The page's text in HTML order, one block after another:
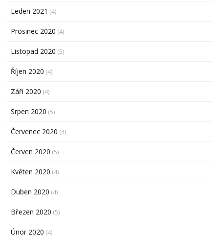
Leden 2021 (4)
Prosinec 2020 (4)
Listopad 2020 (5)
Říjen 2020 (4)
Září 2020 (4)
Srpen 2020 (5)
Červenec 2020 (4)
Červen 2020 (5)
Květen 2020 (4)
Duben 2020 (4)
Březen 2020 (5)
Únor 2020 (4)